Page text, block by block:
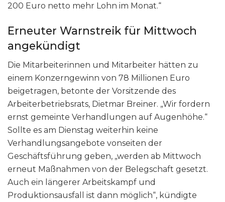
200 Euro netto mehr Lohn im Monat.“
Erneuter Warnstreik für Mittwoch
angekündigt
Die Mitarbeiterinnen und Mitarbeiter hätten zu
einem Konzerngewinn von 78 Millionen Euro
beigetragen, betonte der Vorsitzende des
Arbeiterbetriebsrats, Dietmar Breiner. „Wir fordern
ernst gemeinte Verhandlungen auf Augenhöhe.“
Sollte es am Dienstag weiterhin keine
Verhandlungsangebote vonseiten der
Geschäftsführung geben, „werden ab Mittwoch
erneut Maßnahmen von der Belegschaft gesetzt.
Auch ein längerer Arbeitskampf und
Produktionsausfall ist dann möglich“, kündigte